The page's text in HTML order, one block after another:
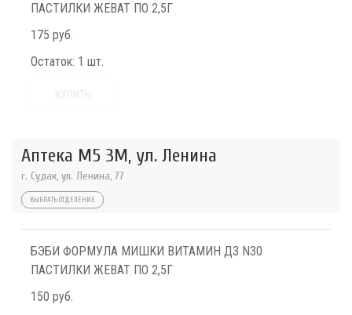
ПАСТИЛКИ ЖЕВАТ ПО 2,5Г
175 руб.
Остаток: 1 шт.
Аптека М5 3М, ул. Ленина
г. Судак, ул. Ленина, 77
ВЫБРАТЬ ОТДЕЛЕНИЕ
БЭБИ ФОРМУЛА МИШКИ ВИТАМИН Д3 N30
ПАСТИЛКИ ЖЕВАТ ПО 2,5Г
150 руб.